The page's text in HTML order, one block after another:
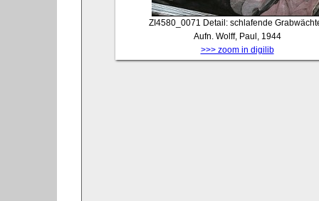
ZI4580_0071 Detail: schlafende
Aufn. Wolff, Paul, 1944
>>> zoom in digilib